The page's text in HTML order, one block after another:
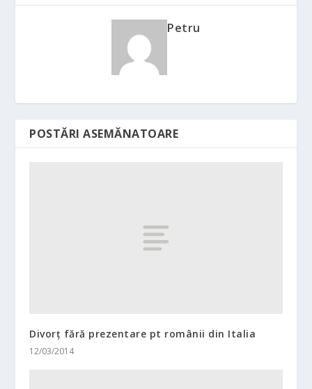
Petru
POSTĂRI ASEMĂNATOARE
Divorț fără prezentare pt românii din Italia
12/03/2014